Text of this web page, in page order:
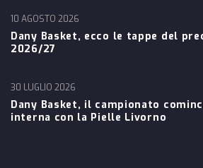
Dany Basket, ecco le tappe del
2026/27
10 AGOSTO 2026
Dany Basket, il campionato
interna con la Pielle Livorno
30 LUGLIO 2026